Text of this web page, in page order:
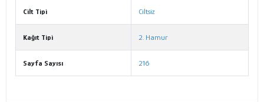
Cilt Tipi Ciltsiz
Kağıt Tipi 2. Hamur
Sayfa Sayısı 216